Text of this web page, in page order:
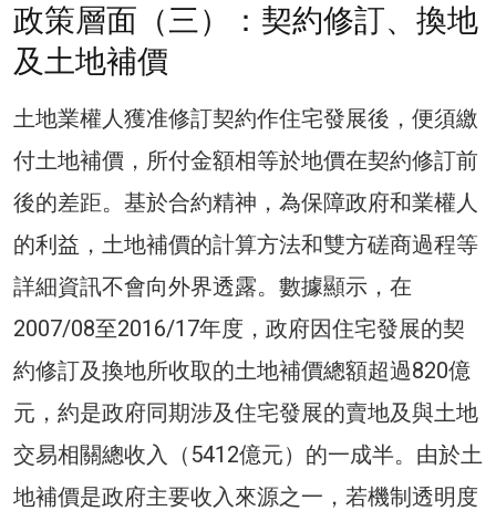
政策層面（三）：契約修訂、換地
及土地補價
土地業權人獲准修訂契約作住宅發展後，便須繳
付土地補價，所付金額相等於地價在契約修訂前
後的差距。基於合約精神，為保障政府和業權人
的利益，土地補價的計算方法和雙方磋商過程等
詳細資訊不會向外界透露。數據顯示，在
2007/08至2016/17年度，政府因住宅發展的契
約修訂及換地所收取的土地補價總額超過820億
元，約是政府同期涉及住宅發展的賣地及與土地
交易相關總收入（5412億元）的一成半。由於土
地補價是政府主要收入來源之一，若機制透明度